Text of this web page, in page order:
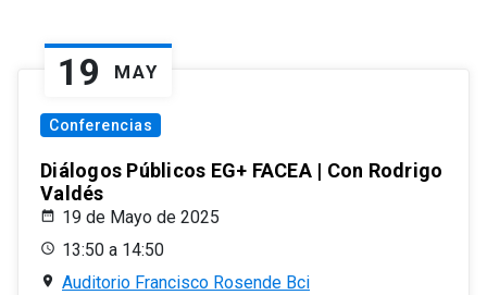
19 MAY
Conferencias
Diálogos Públicos EG+ FACEA | Con Rodrigo
Valdés
19 de Mayo de 2025
13:50 a 14:50
Auditorio Francisco Rosende Bci